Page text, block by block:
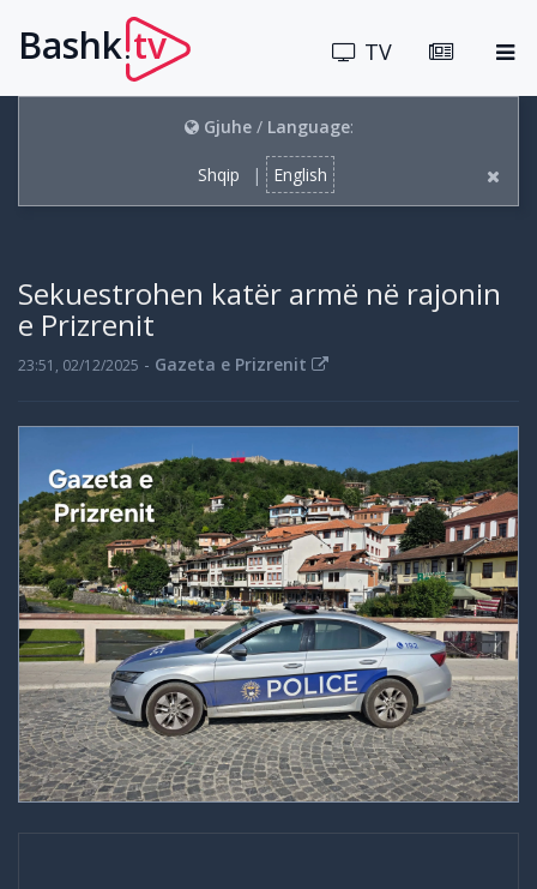
Bashk.tv TV
Gjuhe/ Language:
Shqip | English
Sekuestrohen katër armë në rajonin
e Prizrenit
23:51, 02/12/2025 - Gazeta e Prizrenit